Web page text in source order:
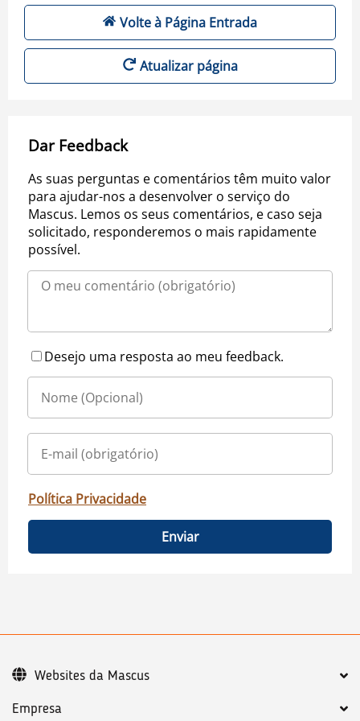
Volte à Página Entrada
Atualizar página
Dar Feedback
As suas perguntas e comentários têm muito valor
para ajudar-nos a desenvolver o serviço do
Mascus. Lemos os seus comentários, e caso seja
solicitado, responderemos o mais rapidamente
possível.
Desejo uma resposta ao meu feedback.
Política Privacidade
Enviar
Empresa
Websites da Mascus